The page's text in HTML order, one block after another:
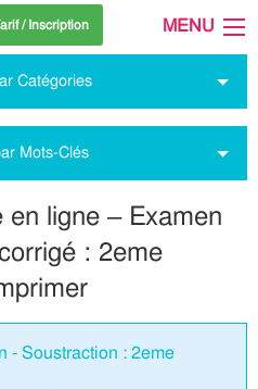
/ Inscription MENU
Catégories
Mots-Clés
ligne – Examen
: 2eme
- Soustraction : 2eme